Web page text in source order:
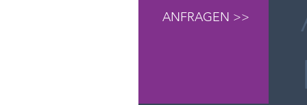
ANFRAGEN >>